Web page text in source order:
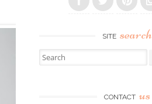
SITE search
Search for:
CONTACT us